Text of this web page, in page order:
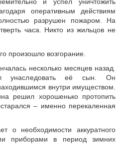
оперативным действиям
разрушен пожаром. На
часа. Никто из жильцов не
произошло возгорание.
несколько месяцев назад.
унаследовать её сын. Он
внутри имуществом.
решил хорошенько протопить
– именно перекаленная
о необходимости аккуратного
приборами в период зимних